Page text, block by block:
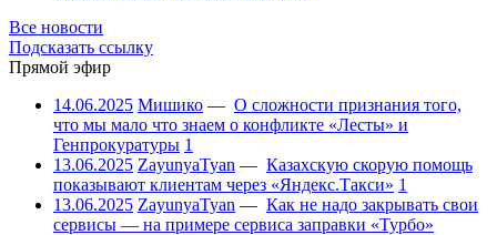
Все новости
Подсказать ссылку
Прямой эфир
14.06.2025 Мишико — О сложности признания того,
что мы мало что знаем о конфликте «Лесты» и
Генпрокуратуры 1
13.06.2025 ZayunyaTyan — Казахскую скорую помощь
показывают клиентам через «Яндекс.Такси» 1
13.06.2025 ZayunyaTyan — Как не надо закрывать свои
сервисы — на примере сервиса заправки «Турбо»